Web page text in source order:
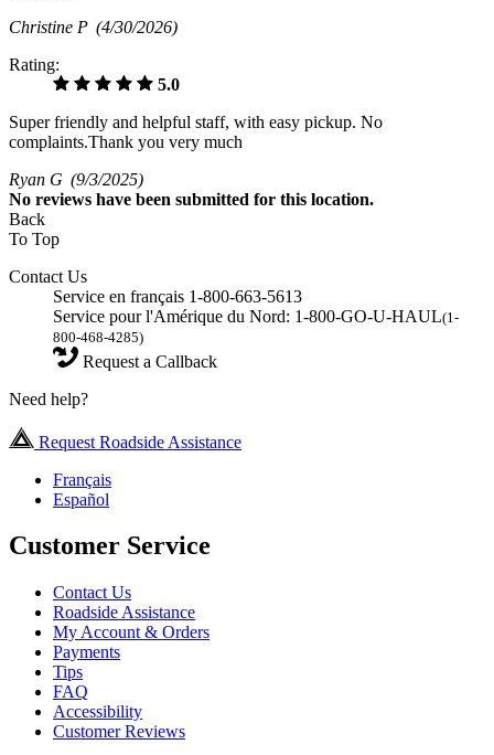
Christine P (4/30/2026)
Rating:
5.0
Super friendly and helpful staff, with easy pickup. No
complaints.Thank you very much
Ryan G (9/3/2025)
No reviews have been submitted for this location.
Back
To Top
Contact Us
Service en français 1-800-663-5613
Service pour l'Amérique du Nord: 1-800-GO-U-HAUL(1-
800-468-4285)
Request a Callback
Need help?
Request Roadside Assistance
Français
Español
Customer Service
Contact Us
Roadside Assistance
My Account & Orders
Payments
Tips
FAQ
Accessibility
Customer Reviews